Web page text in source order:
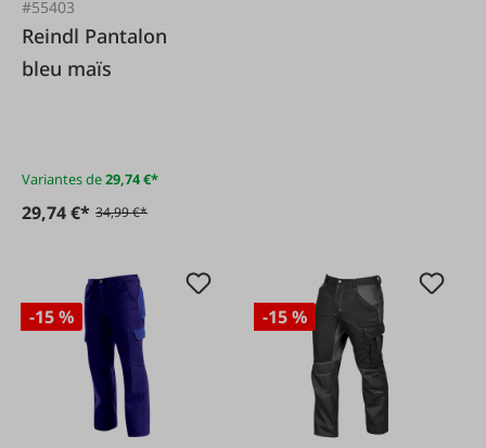
#55403
Reindl Pantalon
bleu maïs
Variantes de29,74 €*
29,74 €* 34,99 €*
-15 % -15 %